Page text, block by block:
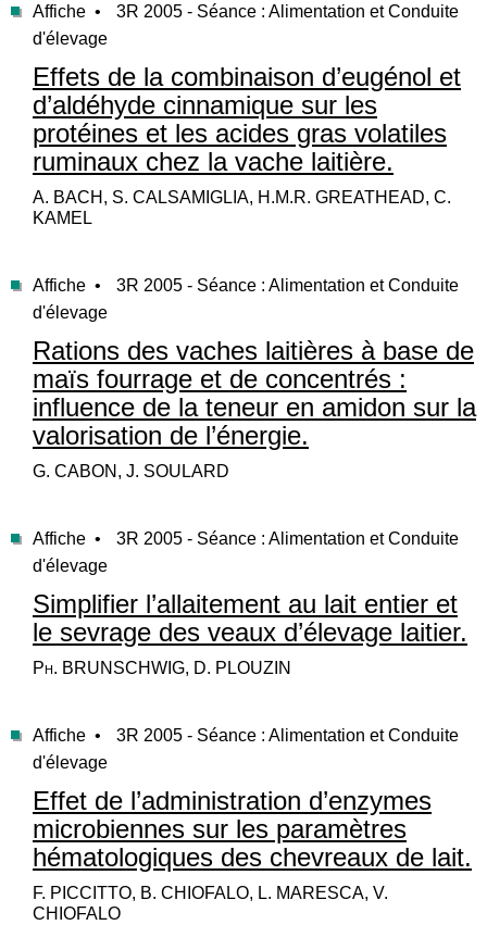
Affiche •
3R 2005 - Séance : Alimentation et Conduite
d'élevage
Effets de la combinaison d’eugénol et
d’aldéhyde cinnamique sur les
protéines et les acides gras volatiles
ruminaux chez la vache laitière.
A. BACH, S. CALSAMIGLIA, H.M.R. GREATHEAD, C.
KAMEL
Affiche •
3R 2005 - Séance : Alimentation et Conduite
d'élevage
Rations des vaches laitières à base de
maïs fourrage et de concentrés :
influence de la teneur en amidon sur la
valorisation de l’énergie.
G. CABON, J. SOULARD
Affiche •
3R 2005 - Séance : Alimentation et Conduite
d'élevage
Simplifier l’allaitement au lait entier et
le sevrage des veaux d’élevage laitier.
Ph. BRUNSCHWIG, D. PLOUZIN
Affiche •
3R 2005 - Séance : Alimentation et Conduite
d'élevage
Effet de l’administration d’enzymes
microbiennes sur les paramètres
hématologiques des chevreaux de lait.
F. PICCITTO, B. CHIOFALO, L. MARESCA, V.
CHIOFALO